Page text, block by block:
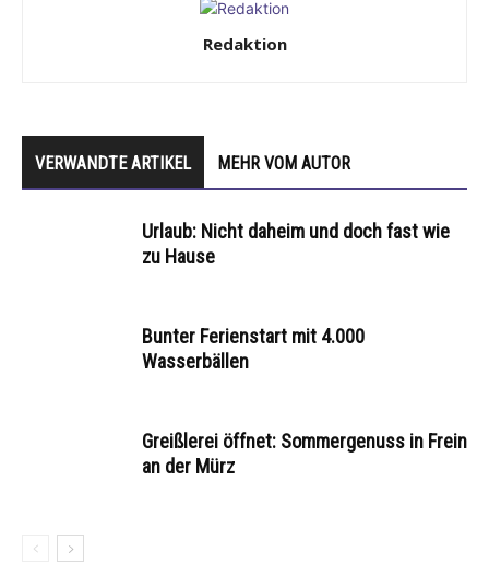
Redaktion
VERWANDTE ARTIKEL MEHR VOM AUTOR
Urlaub: Nicht daheim und doch fast wie
zu Hause
Bunter Ferienstart mit 4.000
Wasserbällen
Greißlerei öffnet: Sommergenuss in Frein
an der Mürz